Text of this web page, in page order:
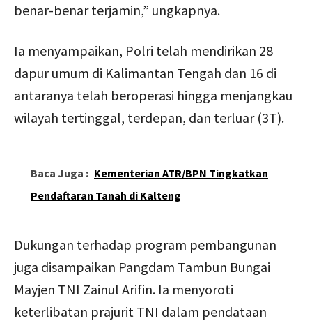
benar-benar terjamin,” ungkapnya.
Ia menyampaikan, Polri telah mendirikan 28
dapur umum di Kalimantan Tengah dan 16 di
antaranya telah beroperasi hingga menjangkau
wilayah tertinggal, terdepan, dan terluar (3T).
Baca Juga : Kementerian ATR/BPN Tingkatkan
Pendaftaran Tanah di Kalteng
Dukungan terhadap program pembangunan
juga disampaikan Pangdam Tambun Bungai
Mayjen TNI Zainul Arifin. Ia menyoroti
keterlibatan prajurit TNI dalam pendataan